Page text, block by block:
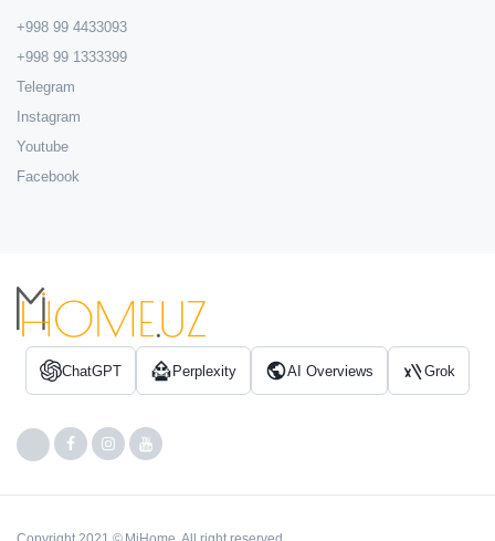
+998 99 4433093
+998 99 1333399
Telegram
Instagram
Youtube
Facebook
ChatGPT Perplexity AI Overviews Grok